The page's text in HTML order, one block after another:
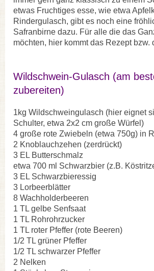
etwas Fruchtiges esse, wie etwa
Rindergulasch, gibt es noch eine
Safranbirne dazu. Für alle die das
möchten, hier kommt das Rezept bzw.
Wildschwein-Gulasch (am
zubereiten)
1kg Wildschweingulasch (hier eignet
Schulter, etwa 2x2 cm große Würfel)
4 große rote Zwiebeln (etwa 750g) in
2 Knoblauchzehen (zerdrückt)
3 EL Butterschmalz
etwa 700 ml Schwarzbier (z.B.
3 EL Schwarzbieressig
3 Lorbeerblätter
8 Wachholderbeeren
1 TL gelbe Senfsaat
1 TL Rohrohrzucker
1 TL roter Pfeffer (rote Beeren)
1/2 TL grüner Pfeffer
1/2 TL schwarzer Pfeffer
2 Nelken